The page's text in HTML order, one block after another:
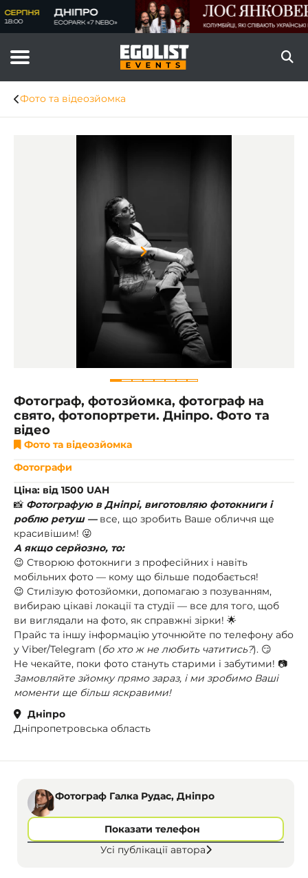
Фото та відеозйомка
Item
1
of
8
Фотограф, фотозйомка, фотограф на
свято, фотопортрети. Дніпро. Фото та
відео
Фото та відеозйомка
Фотографи
Ціна: від 1500 UAH
📸 Фотографую в Дніпрі, виготовляю фотокниги і
роблю ретуш — все, що зробить Ваше обличчя ще
красивішим! 😜
А якщо серйозно, то:
😉 Створюю фотокниги з професійних і навіть
мобільних фото — кому що більше подобається!
😉 Стилізую фотозйомки, допомагаю з позуванням,
вибираю цікаві локації та студії — все для того, щоб
ви виглядали на фото, як справжні зірки! 🌟
Прайс та іншу інформацію уточнюйте по телефону або
у Viber/Telegram (бо хто ж не любить чатитись?). 😏
Не чекайте, поки фото стануть старими і забутими! 📷
Замовляйте зйомку прямо зараз, і ми зробимо Ваші
моменти ще більш яскравими!
Дніпро
Дніпропетровська область
Фотограф Галка Рудас, Дніпро
Показати телефон
Усі публікації автора